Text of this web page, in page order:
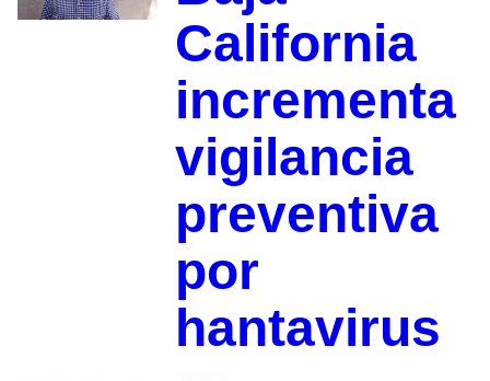
California
incrementa
vigilancia
preventiva
por
hantavirus